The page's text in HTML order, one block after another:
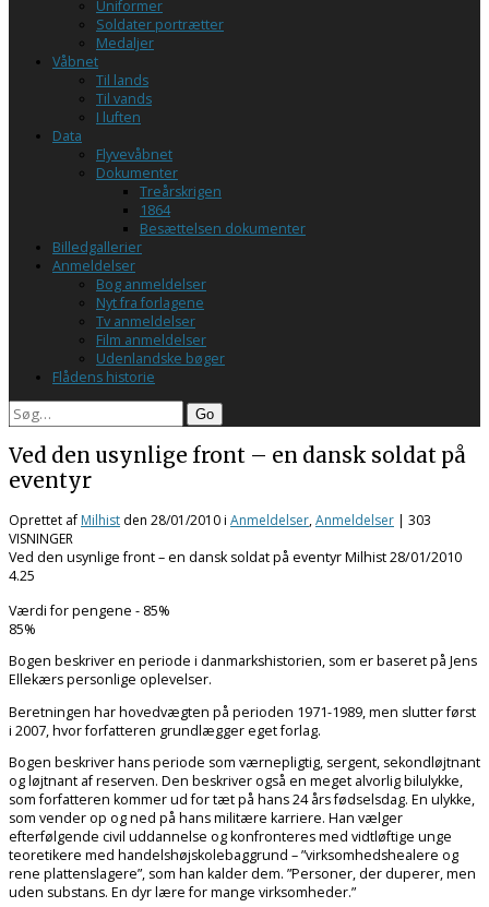
Uniformer
Soldater portrætter
Medaljer
Våbnet
Til lands
Til vands
I luften
Data
Flyvevåbnet
Dokumenter
Treårskrigen
1864
Besættelsen dokumenter
Billedgallerier
Anmeldelser
Bog anmeldelser
Nyt fra forlagene
Tv anmeldelser
Film anmeldelser
Udenlandske bøger
Flådens historie
Search
Ved den usynlige front – en dansk soldat på
eventyr
Oprettet af Milhist den 28/01/2010i Anmeldelser,Anmeldelser | 303
VISNINGER
Ved den usynlige front – en dansk soldat på eventyrMilhist28/01/2010
4.25
Værdi for pengene - 85%
85%
Bogen beskriver en periode i danmarkshistorien, som er baseret på Jens
Ellekærs personlige oplevelser.
Beretningen har hovedvægten på perioden 1971-1989, men slutter først
i 2007, hvor forfatteren grundlægger eget forlag.
Bogen beskriver hans periode som værnepligtig, sergent, sekondløjtnant
og løjtnant af reserven. Den beskriver også en meget alvorlig bilulykke,
som forfatteren kommer ud for tæt på hans 24 års fødselsdag. En ulykke,
som vender op og ned på hans militære karriere. Han vælger
efterfølgende civil uddannelse og konfronteres med vidtløftige unge
teoretikere med handelshøjskolebaggrund – ”virksomhedshealere og
rene plattenslagere”, som han kalder dem. ”Personer, der duperer, men
uden substans. En dyr lære for mange virksomheder.”